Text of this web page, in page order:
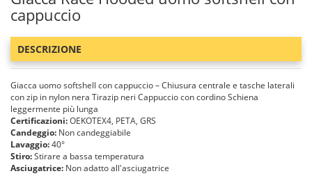
cappuccio
DESCRIZIONE
Giacca uomo softshell con cappuccio – Chiusura centrale e tasche laterali
con zip in nylon nera Tirazip neri Cappuccio con cordino Schiena
leggermente più lunga
Certificazioni:OEKOTEX4, PETA, GRS
Candeggio: Non candeggiabile
Lavaggio:40°
Stiro:Stirare a bassa temperatura
Asciugatrice: Non adatto all'asciugatrice